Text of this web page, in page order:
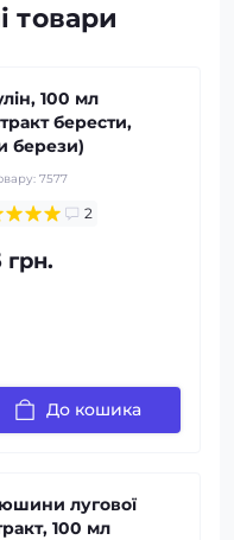
товари
100 мл
берести,
берези)
7577
2
грн.
До кошика
лугової
100 мл